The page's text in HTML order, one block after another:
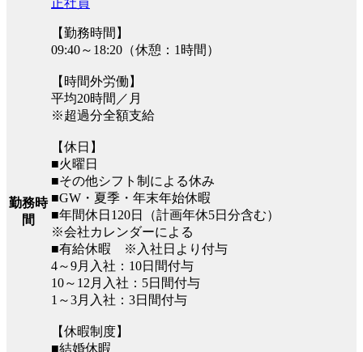
勤務時
間
正社員
【勤務時間】
09:40～18:20（休憩：1時間）
【時間外労働】
平均20時間／月
※超過分全額支給
【休日】
■火曜日
■その他シフト制による休み
■GW・夏季・年末年始休暇
■年間休日120日（計画年休5日分含む）
※会社カレンダーによる
■有給休暇 ※入社日より付与
4～9月入社：10日間付与
10～12月入社：5日間付与
1～3月入社：3日間付与
【休暇制度】
■結婚休暇